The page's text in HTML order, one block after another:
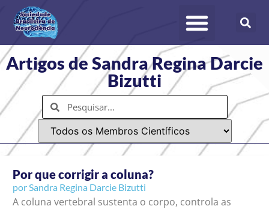
Artigos de Sandra Regina Darcie
Bizutti
Por que corrigir a coluna?
porSandra Regina Darcie Bizutti
A coluna vertebral sustenta o corpo, controla as